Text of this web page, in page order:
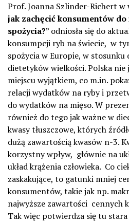
Prof. Joanna Szlinder-Richert w
jak zachęcić konsumentów
spożycia?” odniosła się do
konsumpcji ryb na świecie, w
spożycia w Europie, w stosunku
dietetyków wielkości. Polska
miejscu wyjątkiem, co m.in.
relacji wydatków na ryby i
do wydatków na mięso. W
również do tego jak ważne w
kwasy tłuszczowe, których
dużą zawartością kwasów n-3.
korzystny wpływ, głównie na
układ krążenia człowieka. Co
zaskakujące, to gatunki mniej
konsumentów, takie jak np.
najwyższe zawartości cennych
Tak więc potwierdza się tu